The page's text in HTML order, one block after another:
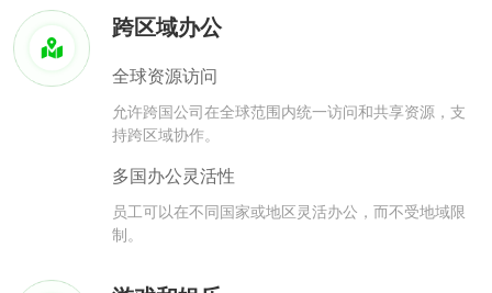
跨区域办公
全球资源访问
允许跨国公司在全球范围内统一访问和共享资源，支
持跨区域协作。
多国办公灵活性
员工可以在不同国家或地区灵活办公，而不受地域限
制。